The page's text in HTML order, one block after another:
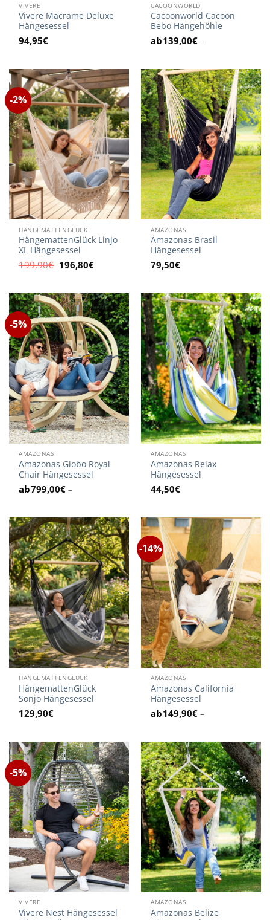
VIVERE
Vivere Macrame Deluxe
Hängesessel
94,95€
CACOONWORLD
Cacoonworld Cacoon
Bebo Hängehöhle
139,00€ –
-2%
HÄNGEMATTENGLÜCK
HängemattenGlück Linjo
XL Hängesessel
199,90€ Ursprünglicher
Preis
196,80€Aktueller
Preis
AMAZONAS
Amazonas Brasil
Hängesessel
79,50€
-5%
AMAZONAS
Amazonas Globo Royal
Chair Hängesessel
799,00€ –
AMAZONAS
Amazonas Relax
Hängesessel
44,50€
HÄNGEMATTENGLÜCK
HängemattenGlück
Sonjo Hängesessel
129,90€
-14%
AMAZONAS
Amazonas California
Hängesessel
149,90€ –
-5%
VIVERE
Vivere Nest Hängesessel
AMAZONAS
Amazonas Belize